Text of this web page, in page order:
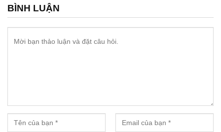
BÌNH LUẬN